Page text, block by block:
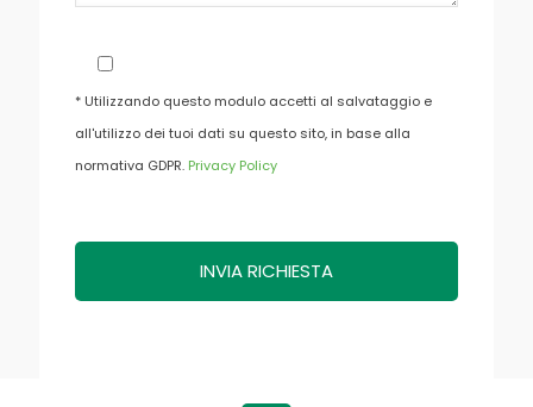
* Utilizzando questo modulo accetti al salvataggio e
all'utilizzo dei tuoi dati su questo sito, in base alla
normativa GDPR. Privacy Policy